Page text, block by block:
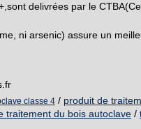
delivrées par le
ni arsenic) assure un
classe 4 / produit de
traitement du bois autoclave /